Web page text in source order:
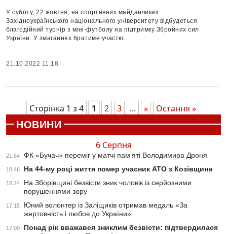
У суботу, 22 жовтня, на спортивних майданчиках
Західноукраїнського національного університету відбудеться
благодійний турнір з міні-футболу на підтримку Збройних сил
України. У змаганнях братиме участю...
21.10.2022 11:18
Сторінка 1 з 4 1 2 3 ... »
Остання »
НОВИНИ
6 Серпня
21:54 ФК «Бучач» переміг у матчі пам’яті Володимира Дроня
18:46 На 44-му році життя помер учасник АТО з Козівщини
18:24
На Зборівщині безвісти зник чоловік із серйозними
порушеннями зору
17:15
Юний волонтер із Заліщиків отримав медаль «За
жертовність і любов до України»
17:00
Понад рік вважався зниклим безвісти: підтвердилася